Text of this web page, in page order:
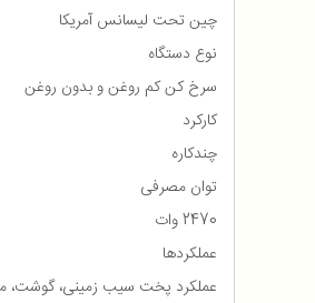
چین تحت لیسانس آمریکا
نوع دستگاه
سرخ کن کم روغن و بدون روغن
کارکرد
چندکاره
توان مصرفی
2470 وات
عملکردها
عملکرد پخت سیب زمینی، گوشت،